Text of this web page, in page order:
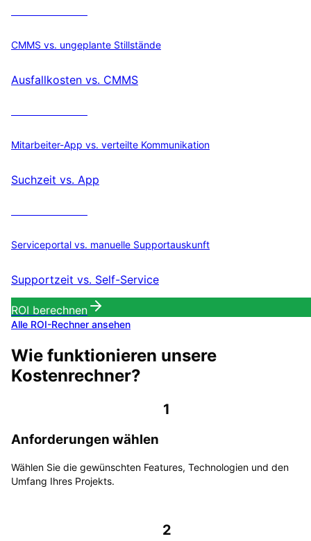
CMMS vs. ungeplante Stillstände
Ausfallkosten vs. CMMS
Mitarbeiter-App vs. verteilte Kommunikation
Suchzeit vs. App
Serviceportal vs. manuelle Supportauskunft
Supportzeit vs. Self-Service
ROI berechnen
Alle ROI-Rechner ansehen
Wie funktionieren unsere
Kostenrechner?
1
Anforderungen wählen
Wählen Sie die gewünschten Features, Technologien und den
Umfang Ihres Projekts.
2